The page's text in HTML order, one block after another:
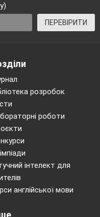
ПЕРЕВІРИТИ
розробок
роботи
інтелект для
англійської мови